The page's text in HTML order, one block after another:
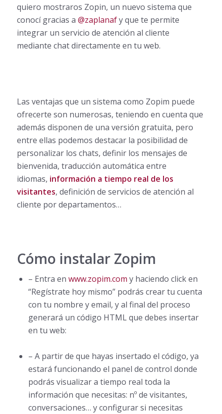
quiero mostraros Zopin, un nuevo sistema que
conocí gracias a @zaplanafy que te permite
integrar un servicio de atención al cliente
mediante chat directamente en tu web.
Las ventajas que un sistema como Zopim puede
ofrecerte son numerosas, teniendo en cuenta que
además disponen de una versión gratuita, pero
entre ellas podemos destacar la posibilidad de
personalizar los chats, definir los mensajes de
bienvenida, traducción automática entre
idiomas, información a tiempo real de los
visitantes, definición de servicios de atención al
cliente por departamentos…
Cómo instalar Zopim
– Entra en www.zopim.com y haciendo click en
“Regístrate hoy mismo” podrás crear tu cuenta
con tu nombre y email, y al final del proceso
generará un código HTML que debes insertar
en tu web:
– A partir de que hayas insertado el código, ya
estará funcionando el panel de control donde
podrás visualizar a tiempo real toda la
información que necesitas: nº de visitantes,
conversaciones… y configurar si necesitas